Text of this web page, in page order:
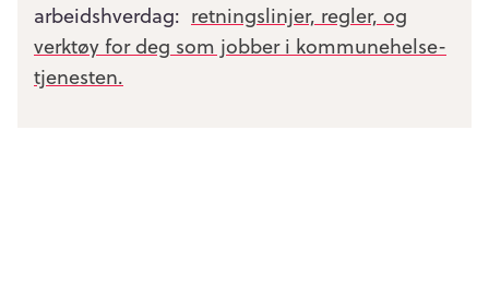
arbeidshverdag: retningslinjer, regler, og
verktøy for deg som jobber i kommunehelse­
tjenesten.